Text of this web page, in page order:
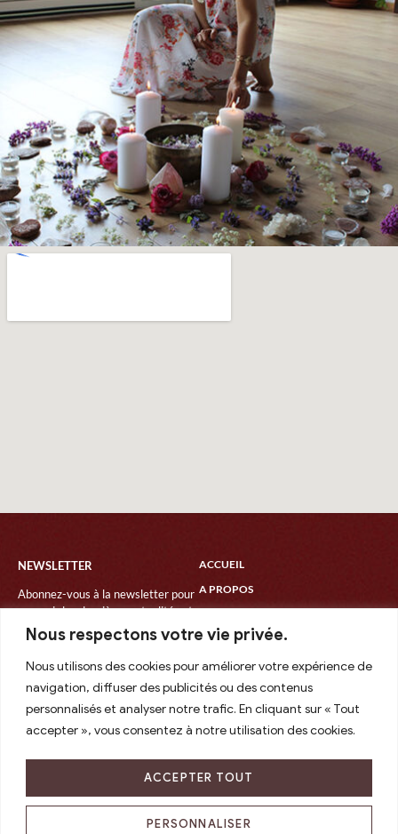
Nous respectons votre vie privée.
Nous utilisons des cookies pour améliorer votre expérience de
navigation, diffuser des publicités ou des contenus
personnalisés et analyser notre trafic. En cliquant sur « Tout
accepter », vous consentez à notre utilisation des cookies.
PERSONNALISER
ACCEPTER TOUT
NEWSLETTER
Abonnez-vous à la newsletter pour
recevoir les dernières actualités et
les dates des prochains
événements.
ACCUEIL
A PROPOS
CÉRÉMONIE
ATELIERS / RETRAITES
AGENDA
CONTACT